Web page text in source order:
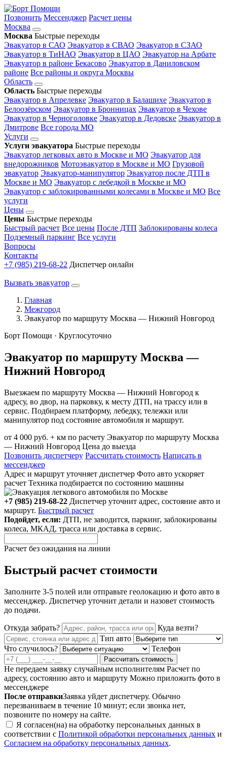
Позвонить Мессенджер Расчет цены
Москва
Москва Быстрые переходы
Эвакуатор в САО Эвакуатор в СВАО Эвакуатор в СЗАО
Эвакуатор в ТиНАО Эвакуатор в ЦАО Эвакуатор на Арбате
Эвакуатор в районе Бекасово Эвакуатор в Даниловском
районе Все районы и округа Москвы
Область
Область Быстрые переходы
Эвакуатор в Апрелевке Эвакуатор в Балашихе Эвакуатор в
Белоозёрском Эвакуатор в Бронницах Эвакуатор в Чехове
Эвакуатор в Черноголовке Эвакуатор в Дедовске Эвакуатор в
Дмитрове Все города МО
Услуги
Услуги эвакуатора Быстрые переходы
Эвакуатор легковых авто в Москве и МО Эвакуатор для
внедорожников Мотоэвакуатор в Москве и МО Грузовой
эвакуатор Эвакуатор-манипулятор Эвакуатор после ДТП в
Москве и МО Эвакуатор с лебедкой в Москве и МО
Эвакуатор с заблокированными колесами в Москве и МО Все
услуги
Цены
Цены Быстрые переходы
Быстрый расчет Все цены После ДТП Заблокированы колеса
Подземный паркинг Все услуги
Вопросы
Контакты
+7 (985) 219-68-22 Диспетчер онлайн
Вызвать эвакуатор
Главная
Межгород
Эвакуатор по маршруту Москва — Нижний Новгород
Борт Помощи · Круглосуточно
Эвакуатор по маршруту Москва —
Нижний Новгород
Выезжаем по маршруту Москва — Нижний Новгород к
адресу, во двор, на парковку, к месту ДТП, на трассу или в
сервис. Подбираем платформу, лебедку, тележки или
манипулятор под состояние автомобиля и маршрут.
от 4 000 руб. + км по расчету Эвакуатор по маршруту Москва
— Нижний Новгород Цена до выезда
Позвонить диспетчеру Рассчитать стоимость Написать в
мессенджер
Адрес и маршрут уточняет диспетчер Фото авто ускоряет
расчет Техника подбирается по состоянию машины
+7 (985) 219-68-22 Диспетчер уточнит адрес, состояние авто и
маршрут. Быстрый расчет
Подойдет, если: ДТП, не заводится, паркинг, заблокированы
колеса, МКАД, трасса или доставка в сервис.
Расчет без ожидания на линии
Быстрый расчет стоимости
Заполните 3-5 полей или отправьте геолокацию и фото авто в
мессенджер. Диспетчер уточнит детали и назовет стоимость
до подачи.
Откуда забрать?
Куда везти?
Тип авто
Что случилось?
Телефон
Рассчитать стоимость
Не передаем заявку случайным исполнителям Расчет по
адресу, состоянию авто и маршруту Можно приложить фото в
мессенджере
После отправкиЗаявка уйдет диспетчеру. Обычно
перезваниваем в течение 10 минут; если звонка нет,
позвоните по номеру на сайте.
Я согласен(на) на обработку персональных данных в
соответствии с Политикой обработки персональных данных и
Согласием на обработку персональных данных.